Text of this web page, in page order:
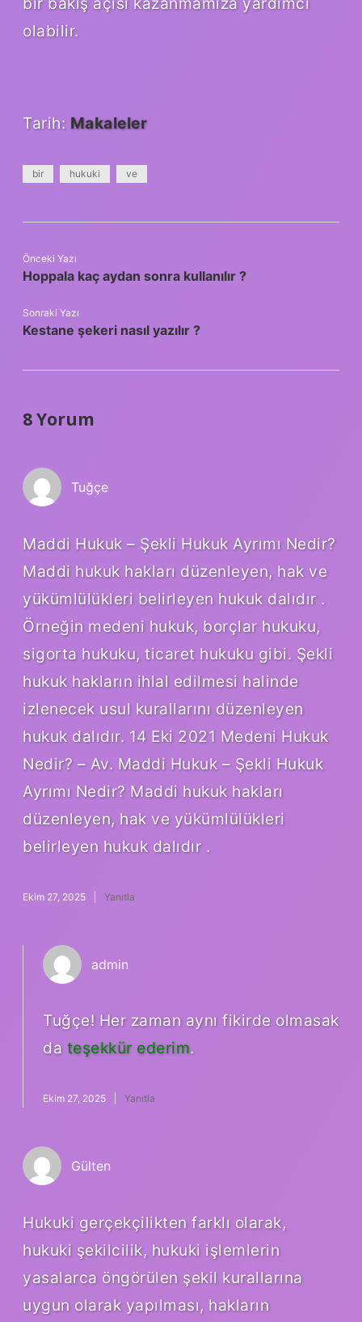
olabilir.
Tarih: Makaleler
bir hukuki ve
Önceki Yazı
Hoppala kaç aydan sonra kullanılır ?
Sonraki Yazı
Kestane şekeri nasıl yazılır ?
8 Yorum
Tuğçe
Maddi Hukuk – Şekli Hukuk Ayrımı Nedir?
Maddi hukuk hakları düzenleyen, hak ve
yükümlülükleri belirleyen hukuk dalıdır .
Örneğin medeni hukuk, borçlar hukuku,
sigorta hukuku, ticaret hukuku gibi. Şekli
hukuk hakların ihlal edilmesi halinde
izlenecek usul kurallarını düzenleyen
hukuk dalıdır. 14 Eki 2021 Medeni Hukuk
Nedir? – Av. Maddi Hukuk – Şekli Hukuk
Ayrımı Nedir? Maddi hukuk hakları
düzenleyen, hak ve yükümlülükleri
belirleyen hukuk dalıdır .
Ekim 27, 2025 Yanıtla
admin
Tuğçe! Her zaman aynı fikirde olmasak
da teşekkür ederim.
Ekim 27, 2025 Yanıtla
Gülten
Hukuki gerçekçilikten farklı olarak,
hukuki şekilcilik, hukuki işlemlerin
yasalarca öngörülen şekil kurallarına
uygun olarak yapılması, hakların